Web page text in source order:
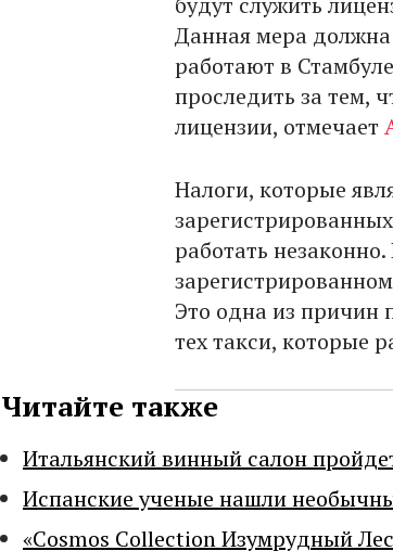
Данная мера должна
работают в
проследить за тем,
лицензии, отмечает
Налоги, которые
работать
Это одна из причин
тех такси, которые
Читайте также
Итальянский винный салон
Испанские ученые нашли
«Cosmos Collection Изумрудный